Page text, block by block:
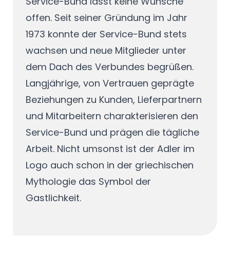
offen. Seit seiner Gründung im Jahr
1973 konnte der Service-Bund stets
wachsen und neue Mitglieder unter
dem Dach des Verbundes begrüßen.
Langjährige, von Vertrauen geprägte
Beziehungen zu Kunden, Lieferpartnern
und Mitarbeitern charakterisieren den
Service-Bund und prägen die tägliche
Arbeit. Nicht umsonst ist der Adler im
Logo auch schon in der griechischen
Mythologie das Symbol der
Gastlichkeit.